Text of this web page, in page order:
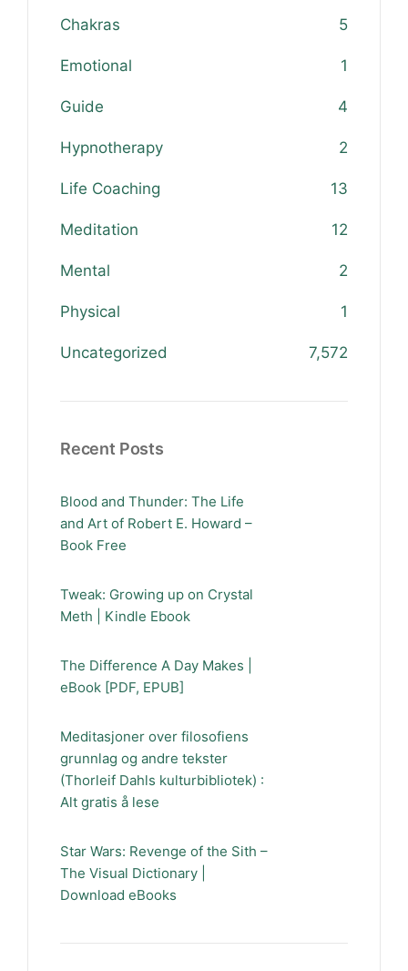
Chakras 5
Emotional 1
Guide 4
Hypnotherapy 2
Life Coaching 13
Meditation 12
Mental 2
Physical 1
Uncategorized 7,572
Recent Posts
Blood and Thunder: The Life
and Art of Robert E. Howard –
Book Free
Tweak: Growing up on Crystal
Meth | Kindle Ebook
The Difference A Day Makes |
eBook [PDF, EPUB]
Meditasjoner over filosofiens
grunnlag og andre tekster
(Thorleif Dahls kulturbibliotek) :
Alt gratis å lese
Star Wars: Revenge of the Sith –
The Visual Dictionary |
Download eBooks